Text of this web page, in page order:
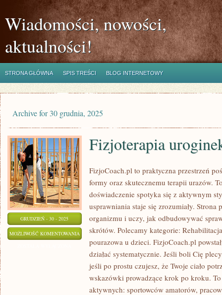
Wiadomości, nowości,
aktualności!
STRONA GŁÓWNA SPIS TREŚCI BLOG INTERNETOWY
Archive for 30 grudnia, 2025
GRUDZIEŃ - 30 - 2025
MOŻLIWOŚĆ KOMENTOWANIA FIZJOTERAPIA
UROGINEKOLOGICZNA
Fizjoterapia
FizjoCoach.pl to praktyczna przestrzeń
formy oraz skutecznemu terapii urazów.
doświadczenie spotyka się z aktywnym
usprawniania staje się zrozumiały. Strona
organizmu i uczy, jak odbudowywać
skrótów. Polecamy kategorie:
pourazowa u dzieci. FizjoCoach.pl
działać systematycznie. Jeśli boli Cię
jeśli po prostu czujesz, że Twoje ciało
wskazówki prowadzące krok po kroku.
aktywnych: sportowców amatorów,